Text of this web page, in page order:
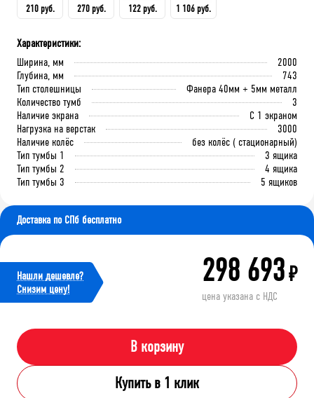
210 руб.
Крючок 80 мм.
В корзину
270 руб.
Крючок 125 мм.
В корзину
122 руб.
мм
В корзину
1 106 руб.
В корзину
Характеристики:
Ширина, мм
2000
Глубина, мм
743
Тип столешницы
Фанера 40мм + 5мм металл
Количество тумб
3
Наличие экрана
С 1 экраном
Нагрузка на верстак
3000
Наличие колёс
без колёс ( стационарный)
Тип тумбы 1
3 ящика
Тип тумбы 2
4 ящика
Тип тумбы 3
5 ящиков
Доставка по СПб бесплатно
Нашли дешевле?
Cнизим цену!
298 693₽
цена указана с НДС
В корзину
Купить в 1 клик